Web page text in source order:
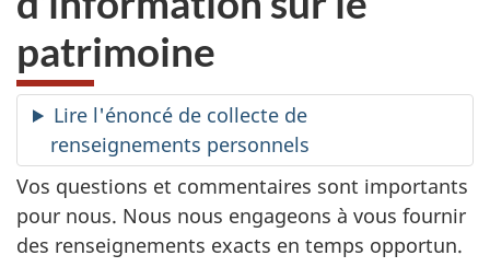
patrimoine
Lire l'énoncé de collecte de
renseignements personnels
Vos questions et commentaires sont importants
pour nous. Nous nous engageons à vous fournir
des renseignements exacts en temps opportun.